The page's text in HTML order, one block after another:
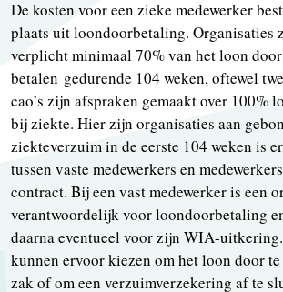
De kosten voor een zieke medewerker
plaats uit loondoorbetaling. Organisaties
verplicht minimaal 70% van het loon
betalen gedurende 104 weken, oftewel
cao’s zijn afspraken gemaakt over 100%
bij ziekte. Hier zijn organisaties aan
ziekteverzuim in de eerste 104 weken is
tussen vaste medewerkers en
contract. Bij een vast medewerker is een
verantwoordelijk voor loondoorbetaling
daarna eventueel voor zijn WIA-
kunnen ervoor kiezen om het loon door
zak of om een verzuimverzekering af te